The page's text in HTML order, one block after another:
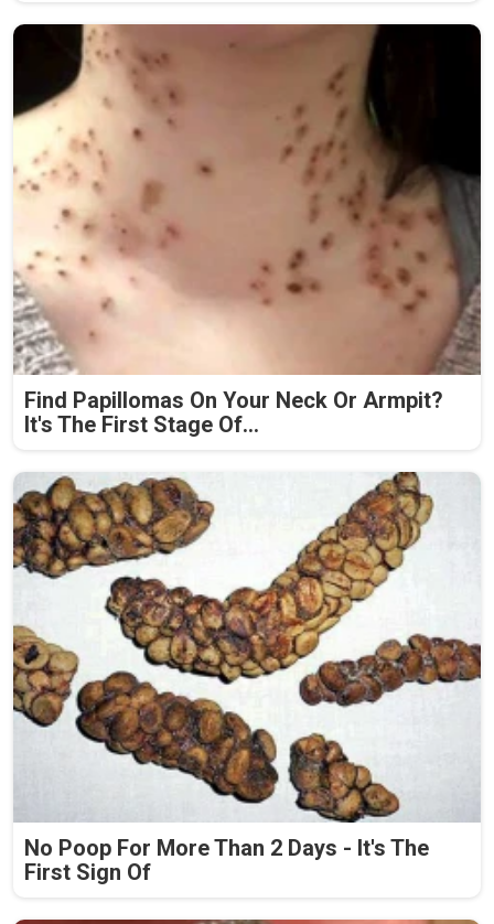
Find Papillomas On Your Neck Or Armpit?
It's The First Stage Of...
No Poop For More Than 2 Days - It's The
First Sign Of